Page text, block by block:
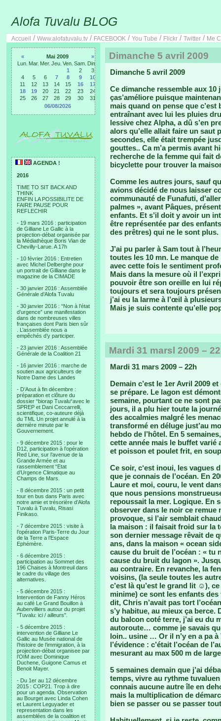
Alofa Tuvalu BLOG
Accueil / Www.alofatuvalu.tv / FACEBOOK / You Tube / Flickr / Twitter / Me
« Mai 2009
»
Lun. Mar. Mer. Jeu. Ven. Sam. Dim.
1
2
3
4
5 6 7 8 9
10
11
12 13 14 15 16
17
18
19 20 21 22 23
24
25
26 27 28 29 30
31
06/08/2026
AGENDA !
2016
TIME TO SIT BACK AND
THINK
ENFIN LA POSSIBILITE DE
FAIRE PAUSE POUR
REFLECHIR
- 19 mars 2016 : participation
de Gilliane Le Gallic à la
projection-débat organisée par
la Médiathèque Boris Vian de
Chevilly-Larue. A 17h
- 10 février 2016 : Entretien
avec Michel Delberghe pour
un portrait de Gilliane dans le
magazine de la CIMADE
- 30 janvier 2016 : Assemblée
Générale d’Alofa Tuvalu
- 30 janvier 2016 : “Non à l’état
d’urgence” une manifestation
dans de nombreuses villes
françaises dont Paris bien sûr
. L’assemblée nous a
empêchés d’y participer.
- 23 janvier 2016 : Assemblée
Générale de la Coalition 21
- 16 janvier 2016 : marche de
soutien aux agriculteurs de
Notre Dame des Landes
- D’Aout à fin décembre :
préparation et clôture du
dossier “biorap Tuvalu“avec le
SPREP et Dani Ceccarrelli,
scientifique, co-auteure déjà
du TML Un projet annulé à la
dernière minute par le
Gouvernement.
- 9 décembre 2015 : pour le
D12, participation à l’opération
Red Line, sur l’avenue de la
Grande Armée et au
rassemblement “Etat
d’Urgence Climatique au
Champs de Mars.
- 8 décembre 2015 : un petit
tour en bus dans Paris avec
notre amie et trésorière d’Alofa
Tuvalu à Tuvalu, Risasi
Finikaso.
- 7 décembre 2015 : visite à
l’opération Paris-Terre du Jour
de la Terre a l’Espace
Ephémère.
- 6 décembre 2015 :
participation au Sommet des
196 Chaises à Montreuil dans
le cadre du village des
alternatives.
- 5 décembre 2015 :
Intervention de Fanny Héros
au café Le Grand Bouillon à
Aubervilliers autour du projet
"Tuvalu: ici / ailleurs".
- 5 décembre 2015 :
intervention de Gilliane Le
Gallic au Musée national de
l’histoire de l’immigration, à la
projection-débat organisee par
l’OIM avec Dominique
Duchene, Guigone Camus et
Benoit Mayer.
- Du 1er au 12 décembre
2015 : COP21. Trop à dire
pour un agenda. Observation
au Bourget avec Linda Cohen
et Laurent Leguyader et
representation dans les
assemblées de la coalition et
Dimanche 5 avril 2009
Dimanche 5 avril 2009
Ce dimanche ressemble aux
ças’améliore puisque
mais quand on pense que
entraînant avec lui les pluies
lessive chez Alpha, a dû s’en
alors qu’elle allait faire un saut
secondes, elle était trempée
gouttes.. Ca m’a permis avant
recherche de la femme qui fait
bicyclette pour trouver la
Comme les autres jours, sauf
avions décidé de nous laisser
communauté de Funafuti,
palmes », avant Pâques,
enfants. Et s’il doit y avoir un
être représentée par des
des prêtres) qui ne le sont plus.
J’ai pu parler à Sam tout à
toutes les 10 mn. Le manque
avec cette fois le sentiment
Mais dans la mesure où il
pouvoir être son oreille en lui
toujours et sera toujours
j’ai eu la larme à l’œil à
Mais je suis contente qu’elle
Mardi 31 marsl 2009 –
Mardi 31 mars 2009 – 22h
Demain c’est le 1er Avril 2009
se prépare. Le lagon est
semaine, pourtant ce ne sont
jours, il a plu hier toute la
des accalmies malgré les
transformé en déluge just’au
hebdo de l’hôtel. En 5
cette année mais le buffet varié
et poisson et poulet frit, en
Ce soir, c‘est inoui, les vagues
que je connais de l’océan. En
Laure et moi, couru, le vent
que nous pensions
repoussait la mer. Logique. En
observer dans le noir ce remue
provoque, si l’air semblait
la maison : il faisait froid sur la
son dernier message rêvait de
ans, dans la maison « ocean
cause du bruit de l’océan : « tu
cause du bruit du lagon ».
au contraire. En revanche, la
voisins, (la seule toutes les
c’est là qu’est le grand lit ☺),
minime) ce sont les enfants
dit, Chris n’avait pas tort
s’y habitue, au mieux ça berce.
du balcon coté terre, j’ai eu du
autoroute… comme je savais
loin.. usine … Or il n’y en a pa
l’évidence : c’était l’océan de
mesurant au max 500 m de
5 semaines demain que j’ai
temps, vivre au rythme
connais aucune autre île en
mais la multiplication de
bien se passer ou se passer